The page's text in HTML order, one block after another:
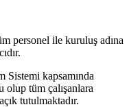
personel ile kuruluş adına
kapsamında
tüm çalışanlara
tutulmaktadır.